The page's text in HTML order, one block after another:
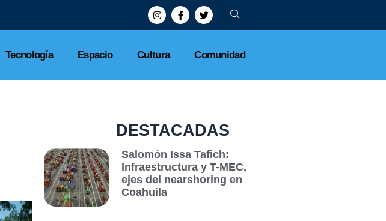
Tecnología Espacio Cultura Comunidad
DESTACADAS
Salomón Issa Tafich:
Infraestructura y T-MEC,
ejes del nearshoring en
Coahuila